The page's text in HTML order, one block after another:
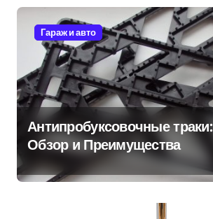
Гараж и авто
Антипробуксовочные траки:
Обзор и Преимущества